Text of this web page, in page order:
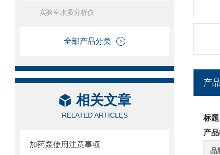
实验室水质分析仪
全部产品分类
相关文章
RELATED ARTICLES
加药泵使用注意事项
产
标
产
品